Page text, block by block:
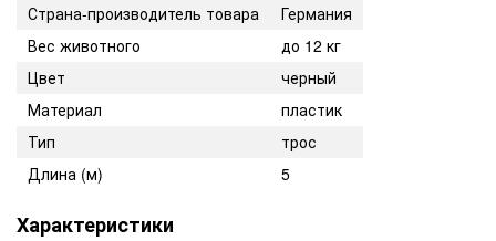
Страна-производитель товара
Германия
Вес животного
до 12 кг
Цвет
черный
Материал
пластик
Тип
трос
Длина (м)
5
Характеристики